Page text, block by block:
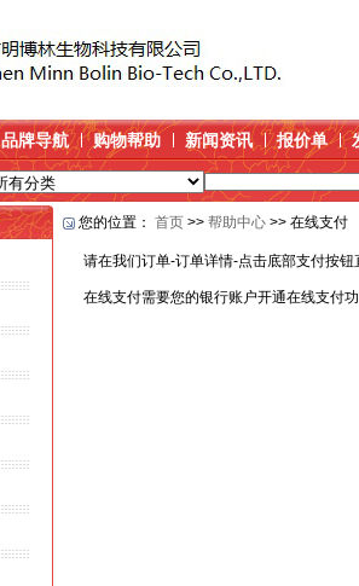
品牌导航 购物帮助 新闻资讯 报价单
您的位置： 首页 >> 帮助中心 >> 在线支付
请在我们订单-订单详情-点击底部支付按钮
在线支付需要您的银行账户开通在线支付